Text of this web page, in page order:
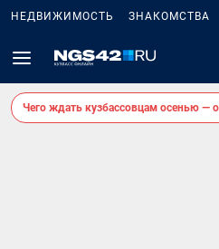
НЕДВИЖИМОСТЬ ЗНАКОМСТВА
Чего ждать кузбассовцам осенью —